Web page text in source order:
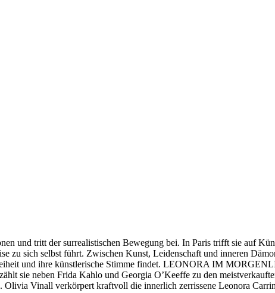
und tritt der surrealistischen Bewegung bei. In Paris trifft sie auf
zu sich selbst führt. Zwischen Kunst, Leidenschaft und inneren
und ihre künstlerische Stimme findet. LEONORA IM
sie neben Frida Kahlo und Georgia O’Keeffe zu den
Vinall verkörpert kraftvoll die innerlich zerrissene Leonora